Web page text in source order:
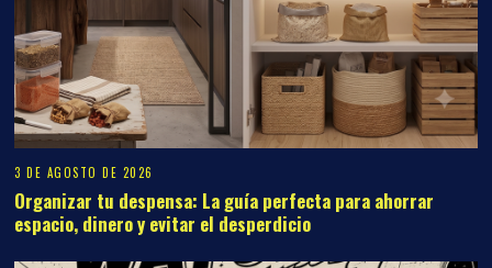
3 DE AGOSTO DE 2026
Organizar tu despensa: La guía perfecta para ahorrar
espacio, dinero y evitar el desperdicio